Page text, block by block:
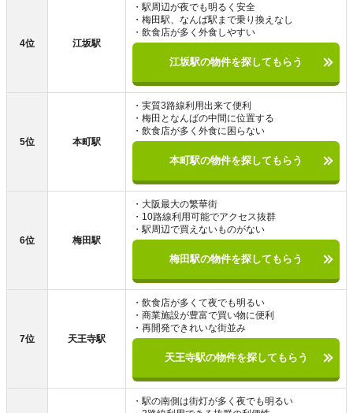
4位 江坂駅
・駅周辺が夜でも明るく安全
・梅田駅、なんば駅まで乗り換えなし
・飲食店が多く外食しやすい
江坂駅の物件を探してもらう
5位 本町駅
・実質3路線利用出来て便利
・梅田となんばの中間に位置する
・飲食店が多く外食に困らない
本町駅の物件を探してもらう
6位 梅田駅
・大阪最大の繁華街
・10路線利用可能でアクセス抜群
・駅周辺で買えないものがない
梅田駅の物件を探してもらう
7位 天王寺駅
・飲食店が多くて夜でも明るい
・商業施設が豊富で買い物に便利
・再開発できれいな街並み
天王寺駅の物件を探してもらう
・駅の南側は街灯が多く夜でも明るい